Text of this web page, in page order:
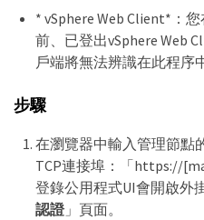
* vSphere Web Client*：
前、已登出vSphere Web
戶端將無法辨識在此程序
步驟
在瀏覽器中輸入管理節點
TCP連接埠：「https://
登錄公用程式UI會開啟外
認證」頁面。